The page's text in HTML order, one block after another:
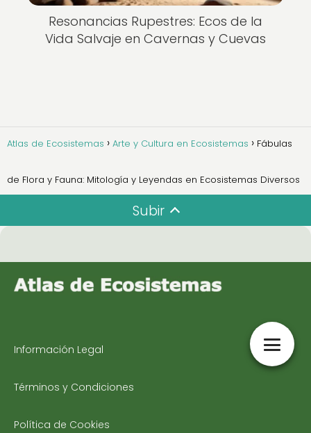
Resonancias Rupestres: Ecos de la
Vida Salvaje en Cavernas y Cuevas
Atlas de Ecosistemas Arte y Cultura en Ecosistemas Fábulas
de Flora y Fauna: Mitología y Leyendas en Ecosistemas Diversos
Subir
Información Legal
Términos y Condiciones
Política de Cookies